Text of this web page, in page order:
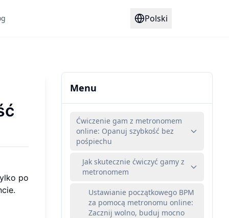
Polski
po
Menu
Ćwiczenie gam z metronomem
online: Opanuj szybkość bez
pośpiechu
Jak skutecznie ćwiczyć gamy z
metronomem
Ustawianie początkowego BPM
za pomocą metronomu online:
Zacznij wolno, buduj mocno